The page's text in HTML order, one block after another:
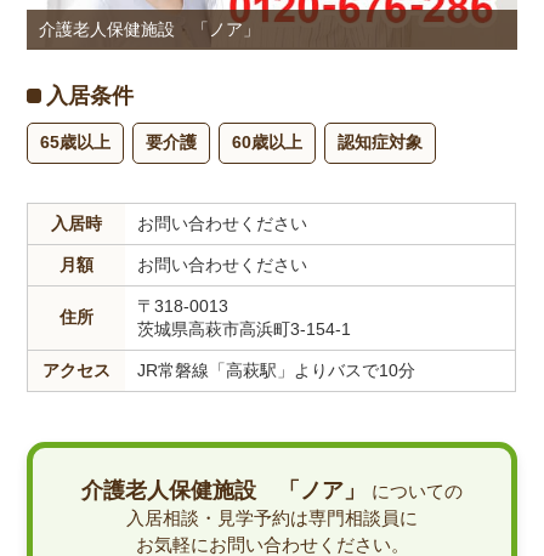
介護老人保健施設 「ノア」
入居条件
65歳以上 要介護 60歳以上 認知症対象
入居時 お問い合わせください
月額 お問い合わせください
住所
〒318-0013
茨城県高萩市高浜町3-154-1
アクセス JR常磐線「高萩駅」よりバスで10分
介護老人保健施設 「ノア」
についての
入居相談・見学予約は専門相談員に
お気軽にお問い合わせください。